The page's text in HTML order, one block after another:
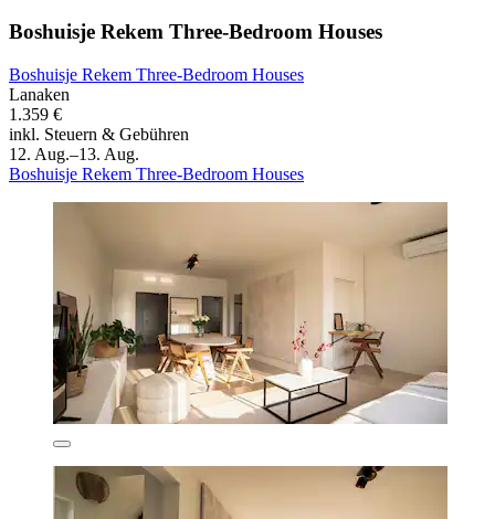
Boshuisje Rekem Three-Bedroom Houses
Boshuisje Rekem Three-Bedroom Houses
Lanaken
1.359 €
inkl. Steuern & Gebühren
12. Aug.–13. Aug.
Boshuisje Rekem Three-Bedroom Houses